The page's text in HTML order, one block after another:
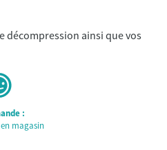
décompression ainsi que vos
:
magasin